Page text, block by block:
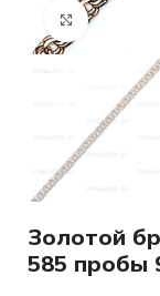
Нажмите,
Золотой
585 пробы